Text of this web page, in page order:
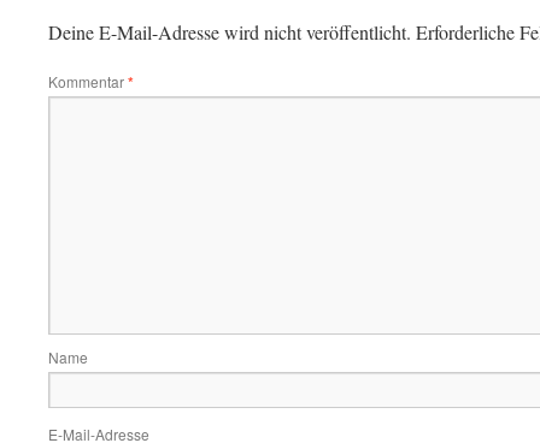
Deine E-Mail-Adresse wird nicht veröffentlicht. Erforderliche
Kommentar*
Name
E-Mail-Adresse